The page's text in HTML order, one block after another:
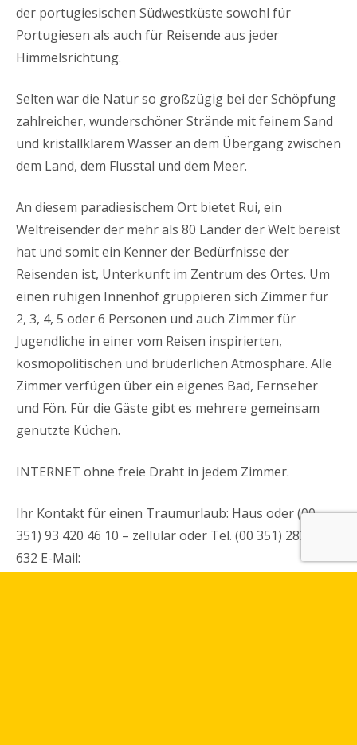
der portugiesischen Südwestküste sowohl für
Portugiesen als auch für Reisende aus jeder
Himmelsrichtung.
Selten war die Natur so großzügig bei der Schöpfung
zahlreicher, wunderschöner Strände mit feinem Sand
und kristallklarem Wasser an dem Übergang zwischen
dem Land, dem Flusstal und dem Meer.
An diesem paradiesischem Ort bietet Rui, ein
Weltreisender der mehr als 80 Länder der Welt bereist
hat und somit ein Kenner der Bedürfnisse der
Reisenden ist, Unterkunft im Zentrum des Ortes. Um
einen ruhigen Innenhof gruppieren sich Zimmer für
2, 3, 4, 5 oder 6 Personen und auch Zimmer für
Jugendliche in einer vom Reisen inspirierten,
kosmopolitischen und brüderlichen Atmosphäre. Alle
Zimmer verfügen über ein eigenes Bad, Fernseher
und Fön. Für die Gäste gibt es mehrere gemeinsam
genutzte Küchen.
INTERNET ohne freie Draht in jedem Zimmer.
Ihr Kontakt für einen Traumurlaub: Haus oder (00
351) 93 420 46 10 – zellular oder Tel. (00 351) 283 996
632 E-Mail: